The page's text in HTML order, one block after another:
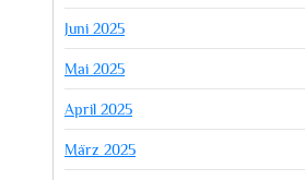
Juni 2025
Mai 2025
April 2025
März 2025